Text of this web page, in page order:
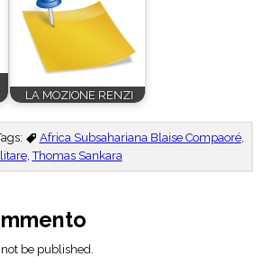
LA MOZIONE RENZI
Africa Subsahariana Blaise Compaoré,
,Thomas Sankara
be published.